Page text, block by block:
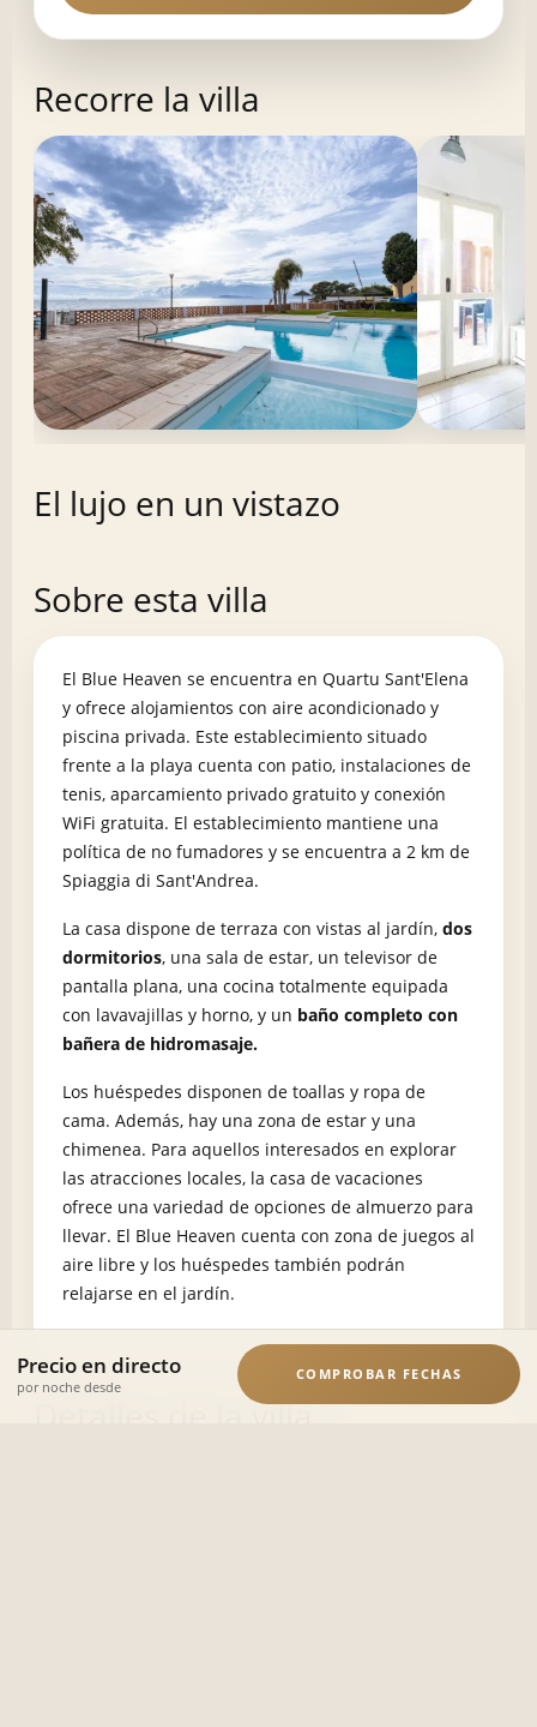
Recorre la villa
El lujo en un vistazo
Sobre esta villa
El Blue Heaven se encuentra en Quartu Sant'Elena
y ofrece alojamientos con aire acondicionado y
piscina privada. Este establecimiento situado
frente a la playa cuenta con patio, instalaciones de
tenis, aparcamiento privado gratuito y conexión
WiFi gratuita. El establecimiento mantiene una
política de no fumadores y se encuentra a 2 km de
Spiaggia di Sant'Andrea.
La casa dispone de terraza con vistas al jardín, dos
dormitorios, una sala de estar, un televisor de
pantalla plana, una cocina totalmente equipada
con lavavajillas y horno, y un baño completo con
bañera de hidromasaje.
Los huéspedes disponen de toallas y ropa de
cama. Además, hay una zona de estar y una
chimenea. Para aquellos interesados en explorar
las atracciones locales, la casa de vacaciones
ofrece una variedad de opciones de almuerzo para
llevar. El Blue Heaven cuenta con zona de juegos al
aire libre y los huéspedes también podrán
relajarse en el jardín.
Detalles de la villa
Precio en directo
por noche desde
COMPROBAR FECHAS